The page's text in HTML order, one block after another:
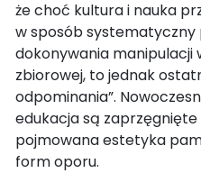
że choć kultura i nauka
w sposób systematyczny
dokonywania manipulacji
zbiorowej, to jednak
odpominania”.
edukacja są
pojmowana estetyka
form oporu.